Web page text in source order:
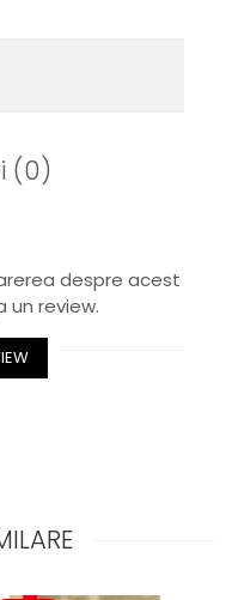
(0)
despre acest
un review.